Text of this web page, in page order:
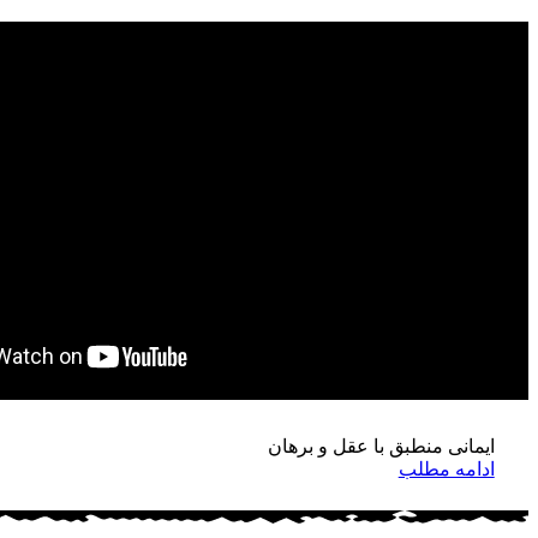
ایمانی منطبق با عقل و برهان
ادامه مطلب